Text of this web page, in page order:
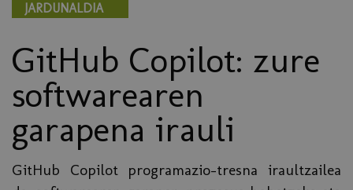
JARDUNALDIA
GitHub Copilot: zure
softwarearen
garapena irauli
GitHub Copilot programazio-tresna iraultzailea